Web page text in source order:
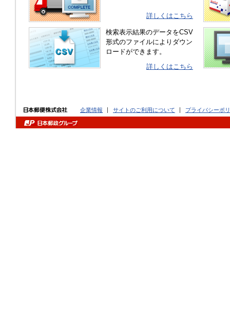
詳しくはこちら
検索表示結果のデータをCSV
形式のファイルによりダウン
ロードができます。
詳しくはこちら
企業情報 サイトのご利用について プライバシーポ